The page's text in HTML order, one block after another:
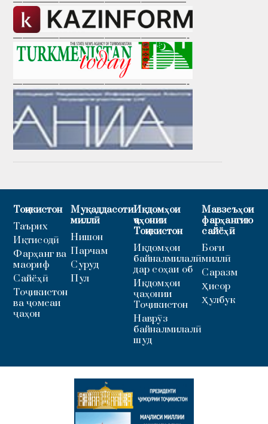
———————————————————-
———————————————————-
Тоҷикистон
Таърих
Иқтисодӣ
Фарҳанг ва
маориф
Сайёҳӣ
Тоҷикистон
ва ҷомеаи
ҷаҳон
Муқаддасоти
миллӣ
Нишон
Парчам
Суруд
Пул
Иқдомҳои
ҷаҳонии
Тоҷикистон
Иқдомҳои
байналмилалӣ
дар соҳаи об
Иқдомҳои
ҷаҳонии
Тоҷикистон
Наврӯз
байналмилалӣ
шуд
Мавзеъҳои
фарҳангию
сайёҳӣ
Боғи
миллӣ
Саразм
Ҳисор
Ҳулбук